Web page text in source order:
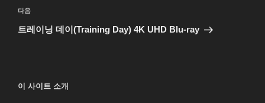
다
음
다음
트레이닝 데이(Training Day) 4K UHD Blu-ray
이 사이트 소개